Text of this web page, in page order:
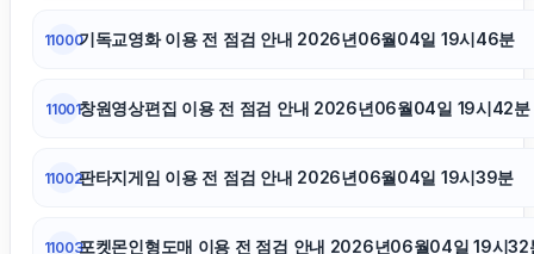
강남하수구막힘
하수구막힘
야구반티
11000기독교영화 이용 전 점검 안내 2026년06월04일 19시46분
11001창원영상편집 이용 전 점검 안내 2026년06월04일 19시42분
11002판타지게임 이용 전 점검 안내 2026년06월04일 19시39분
11003포켓몬인형도매 이용 전 점검 안내 2026년06월04일 19시32